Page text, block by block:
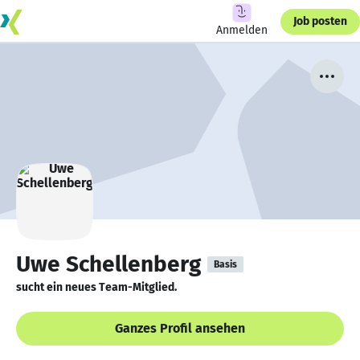
Anmelden
Job posten
Uwe Schellenberg Basis
sucht ein neues Team-Mitglied.
Ganzes Profil ansehen